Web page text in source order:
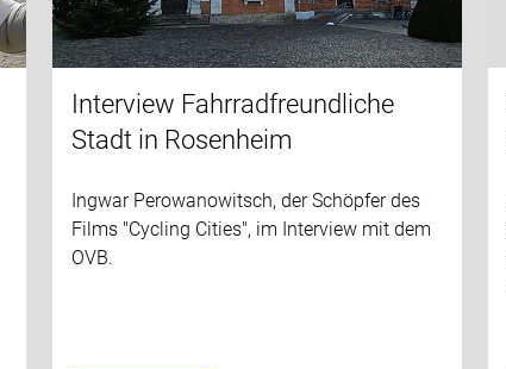
Interview Fahrradfreundliche
Stadt in Rosenheim
Ingwar Perowanowitsch, der Schöpfer des
Films "Cycling Cities", im Interview mit dem
OVB.